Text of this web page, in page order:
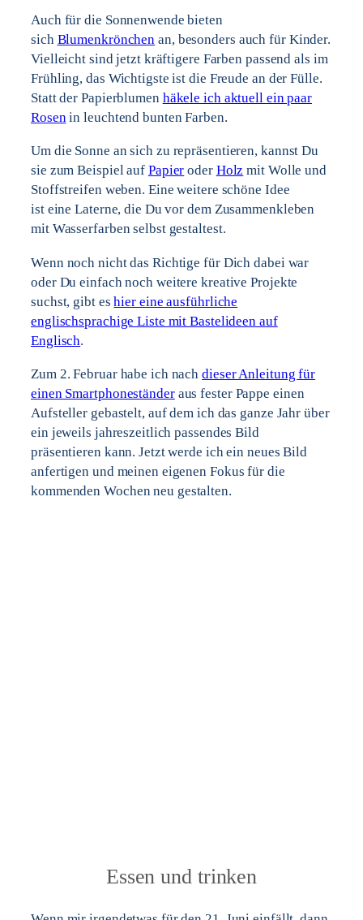
Auch für die Sonnenwende bieten
sich Blumenkrönchen an, besonders auch für Kinder.
Vielleicht sind jetzt kräftigere Farben passend als im
Frühling, das Wichtigste ist die Freude an der Fülle.
Statt der Papierblumen häkele ich aktuell ein paar
Rosenin leuchtend bunten Farben.
Um die Sonne an sich zu repräsentieren, kannst Du
sie zum Beispiel auf Papier oder Holz mit Wolle und
Stoffstreifen weben. Eine weitere schöne Idee
ist eine Laterne, die Du vor dem Zusammenkleben
mit Wasserfarben selbst gestaltest.
Wenn noch nicht das Richtige für Dich dabei war
oder Du einfach noch weitere kreative Projekte
suchst, gibt eshier eine ausführliche
englischsprachige Liste mit Bastelideen auf
Englisch.
Zum 2. Februar habe ich nachdieser Anleitung für
einen Smartphoneständeraus fester Pappe einen
Aufsteller gebastelt, auf dem ich das ganze Jahr über
ein jeweils jahreszeitlich passendes Bild
präsentieren kann. Jetzt werde ich ein neues Bild
anfertigen und meinen eigenen Fokus für die
kommenden Wochen neu gestalten.
Essen und trinken